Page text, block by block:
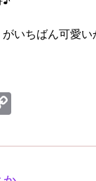
いちばん可愛い